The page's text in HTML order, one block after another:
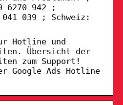
6270 942 ;
039 ; Schweiz:
Hotline und
Übersicht der
zum Support!
Google Ads Hotline